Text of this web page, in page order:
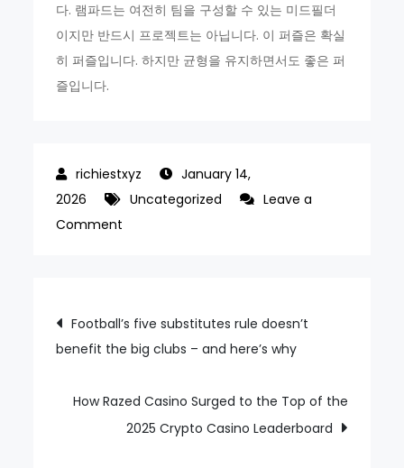
다. 램파드는 여전히 팀을 구성할 수 있는 미드필더
이지만 반드시 프로젝트는 아닙니다. 이 퍼즐은 확실
히 퍼즐입니다. 하지만 균형을 유지하면서도 좋은 퍼
즐입니다.
January 14,
2026
Uncategorized
Leave a
Comment
will
world’s
spoiler
fit
Post
navigation
Football’s five substitutes rule doesn’t
benefit the big clubs – and here’s why
How Razed Casino Surged to the Top of the
2025 Crypto Casino Leaderboard